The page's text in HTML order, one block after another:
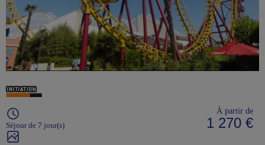
Séjour de 7 jour(s)
À partir de
1 270 €